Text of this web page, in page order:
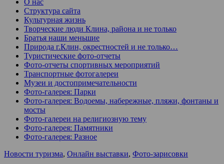
О нас
Структура сайта
Культурная жизнь
Творческие люди Клина, района и не только
Братья наши меньшие
Природа г.Клин, окрестностей и не только…
Туристические фото-отчеты
Фото-отчеты спортивных мероприятий
Транспортные фотогалереи
Музеи и достопримечательности
Фото-галерея: Парки
Фото-галерея: Водоемы, набережные, пляжи, фонтаны и
мосты
Фото-галереи на религиозную тему
Фото-галерея: Памятники
Фото-галерея: Разное
Новости туризма, Онлайн выставки, Фото-зарисовки